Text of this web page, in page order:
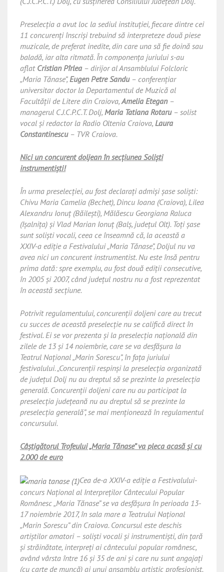
Preselecţia a avut loc la sediul instituţiei, fiecare dintre cei
11 concurenţi înscrişi trebuind să interpreteze două piese
muzicale, de preferat inedite, din care una să fie doină sau
baladă, iar alta ritmată. În componenţa juriului s-au
aflat Cristian Pîrlea – dirijor al Ansamblului Folcloric
„Maria Tănase”, Eugen Petre Sandu– conferenţiar
universitar doctor la Departamentul de Muzică al
Facultăţii de Litere din Craiova, Amelia Etegan–
managerul C.J.C.P.C.T. Dolj, Maria Tatiana Rotaru– solist
vocal şi redactor la Radio Oltenia Craiova, Laura
Constantinescu– TVR Craiova.
Nici un concurent doljean în secţiunea Solişti
instrumentişti!
În urma preselecţiei, au fost declaraţi admişi şase solişti:
Chivu Maria Camelia (Bechet), Dincu Ioana (Craiova), Lilea
Alexandru Ionuţ (Băileşti), Mălăescu Georgiana Raluca
(Işalniţa) şi Vlad Marian Ionuţ (Balş, judeţul Olt). Toţi şase
sunt solişti vocali, ceea ce înseamnă că, la această a
XXIV-a ediţie a Festivalului „Maria Tănase”, Doljul nu va
avea nici un concurent instrumentist. Nu este însă pentru
prima dată: spre exemplu, au fost două ediţii consecutive,
în 2005 şi 2007, când judeţul nostru nu a fost reprezentat
în această secţiune.
Potrivit regulamentului, concurenţii doljeni care au trecut
cu succes de această preselecţie nu se califică direct în
festival. Ei se vor prezenta şi la preselecţia naţională din
zilele de 13 şi 14 noiembrie, care se va desfăşura la
Teatrul Naţional „Marin Sorescu”, în faţa juriului
festivalului. „Concurenţii respinşi la preselecţia organizată
de judeţul Dolj nu au dreptul să se prezinte la preselecţia
generală. Concurenţii doljeni care nu au participat la
preselecţia judeţeană nu au dreptul să se prezinte la
preselecţia generală”, se mai menţionează în regulamentul
concursului.
Câştigătorul Trofeului „Maria Tănase” va pleca acasă şi cu
2.000 de euro
Cea de-a XXIV-a ediţie a Festivalului-
concurs Naţional al Interpreţilor Cântecului Popular
Românesc „Maria Tănase”se va desfăşura în perioada 13-
17 noiembrie 2017, în sala mare a Teatrului Naţional
„Marin Sorescu” din Craiova. Concursul este deschis
artiştilor amatori – solişti vocali şi instrumentişti, din ţară
şi străinătate, interpreţi ai cântecului popular românesc,
având vârsta între 16 şi 35 de ani şi care nu sunt angajaţi
(cu carte de muncă) ai unui ansamblu artistic profesionist.